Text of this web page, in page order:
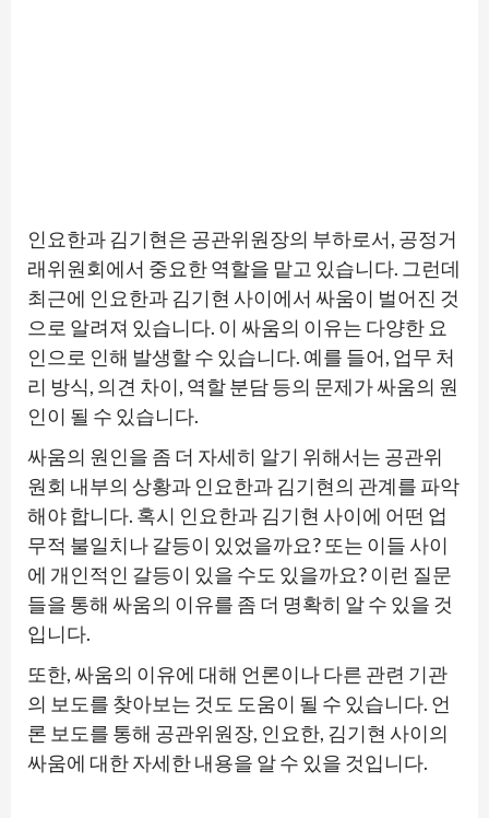
인요한과 김기현은 공관위원장의 부하로서, 공정거
래위원회에서 중요한 역할을 맡고 있습니다. 그런데
최근에 인요한과 김기현 사이에서 싸움이 벌어진 것
으로 알려져 있습니다. 이 싸움의 이유는 다양한 요
인으로 인해 발생할 수 있습니다. 예를 들어, 업무 처
리 방식, 의견 차이, 역할 분담 등의 문제가 싸움의 원
인이 될 수 있습니다.
싸움의 원인을 좀 더 자세히 알기 위해서는 공관위
원회 내부의 상황과 인요한과 김기현의 관계를 파악
해야 합니다. 혹시 인요한과 김기현 사이에 어떤 업
무적 불일치나 갈등이 있었을까요? 또는 이들 사이
에 개인적인 갈등이 있을 수도 있을까요? 이런 질문
들을 통해 싸움의 이유를 좀 더 명확히 알 수 있을 것
입니다.
또한, 싸움의 이유에 대해 언론이나 다른 관련 기관
의 보도를 찾아보는 것도 도움이 될 수 있습니다. 언
론 보도를 통해 공관위원장, 인요한, 김기현 사이의
싸움에 대한 자세한 내용을 알 수 있을 것입니다.